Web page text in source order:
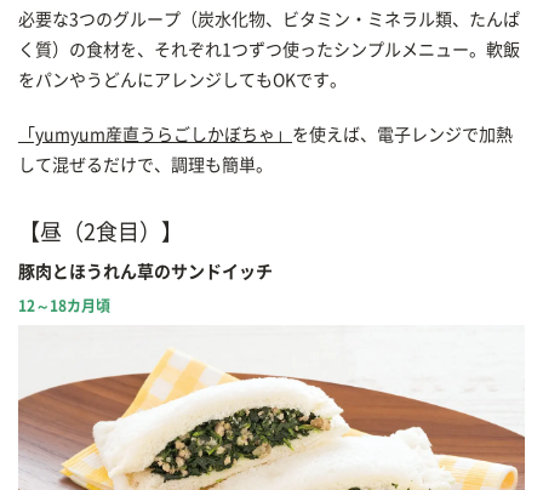
必要な3つのグループ（炭水化物、ビタミン・ミネラル類、たんぱ
く質）の食材を、それぞれ1つずつ使ったシンプルメニュー。軟飯
をパンやうどんにアレンジしてもOKです。
「yumyum産直うらごしかぼちゃ」 を使えば、電子レンジで加熱
して混ぜるだけで、調理も簡単。
【昼（2食目）】
豚肉とほうれん草のサンドイッチ
12～18カ月頃